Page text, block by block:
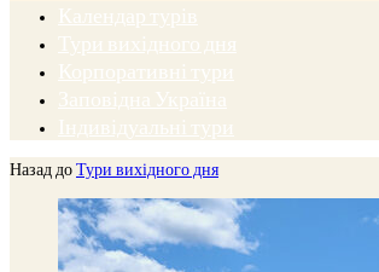
Календар турів
Тури вихідного дня
Корпоративні тури
Заповідна Україна
Індивідуальні тури
Назад доТури вихідного дня